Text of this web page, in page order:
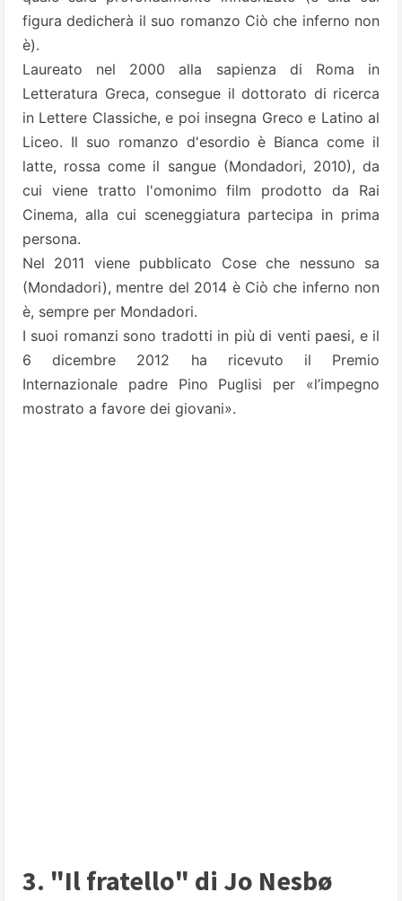
figura dedicherà il suo romanzo Ciò che inferno non
è).
Laureato nel 2000 alla sapienza di Roma in
Letteratura Greca, consegue il dottorato di ricerca
in Lettere Classiche, e poi insegna Greco e Latino al
Liceo. Il suo romanzo d'esordio è Bianca come il
latte, rossa come il sangue (Mondadori, 2010), da
cui viene tratto l'omonimo film prodotto da Rai
Cinema, alla cui sceneggiatura partecipa in prima
persona.
Nel 2011 viene pubblicato Cose che nessuno sa
(Mondadori), mentre del 2014 è Ciò che inferno non
è, sempre per Mondadori.
I suoi romanzi sono tradotti in più di venti paesi, e il
6 dicembre 2012 ha ricevuto il Premio
Internazionale padre Pino Puglisi per «l’impegno
mostrato a favore dei giovani».
3. "Il fratello" di Jo Nesbø